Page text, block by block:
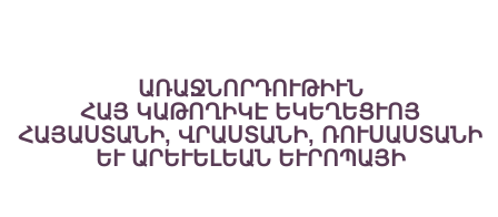
ԱՌԱՋՆՈՐԴՈՒԹԻՒՆ
ՀԱՅ ԿԱԹՈՂԻԿԷ ԵԿԵՂԵՑՒՈՅ
ՀԱՅԱՍՏԱՆԻ, ՎՐԱՍՏԱՆԻ, ՌՈՒՍԱՍՏԱՆԻ
ԵՒ ԱՐԵՒԵԼԵԱՆ ԵՒՐՈՊԱՅԻ